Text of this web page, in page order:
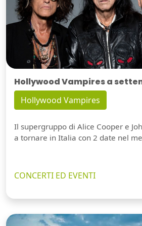
Hollywood Vampires a
Hollywood Vampires
Il supergruppo di Alice Cooper e
a tornare in Italia con 2 date nel
CONCERTI ED EVENTI